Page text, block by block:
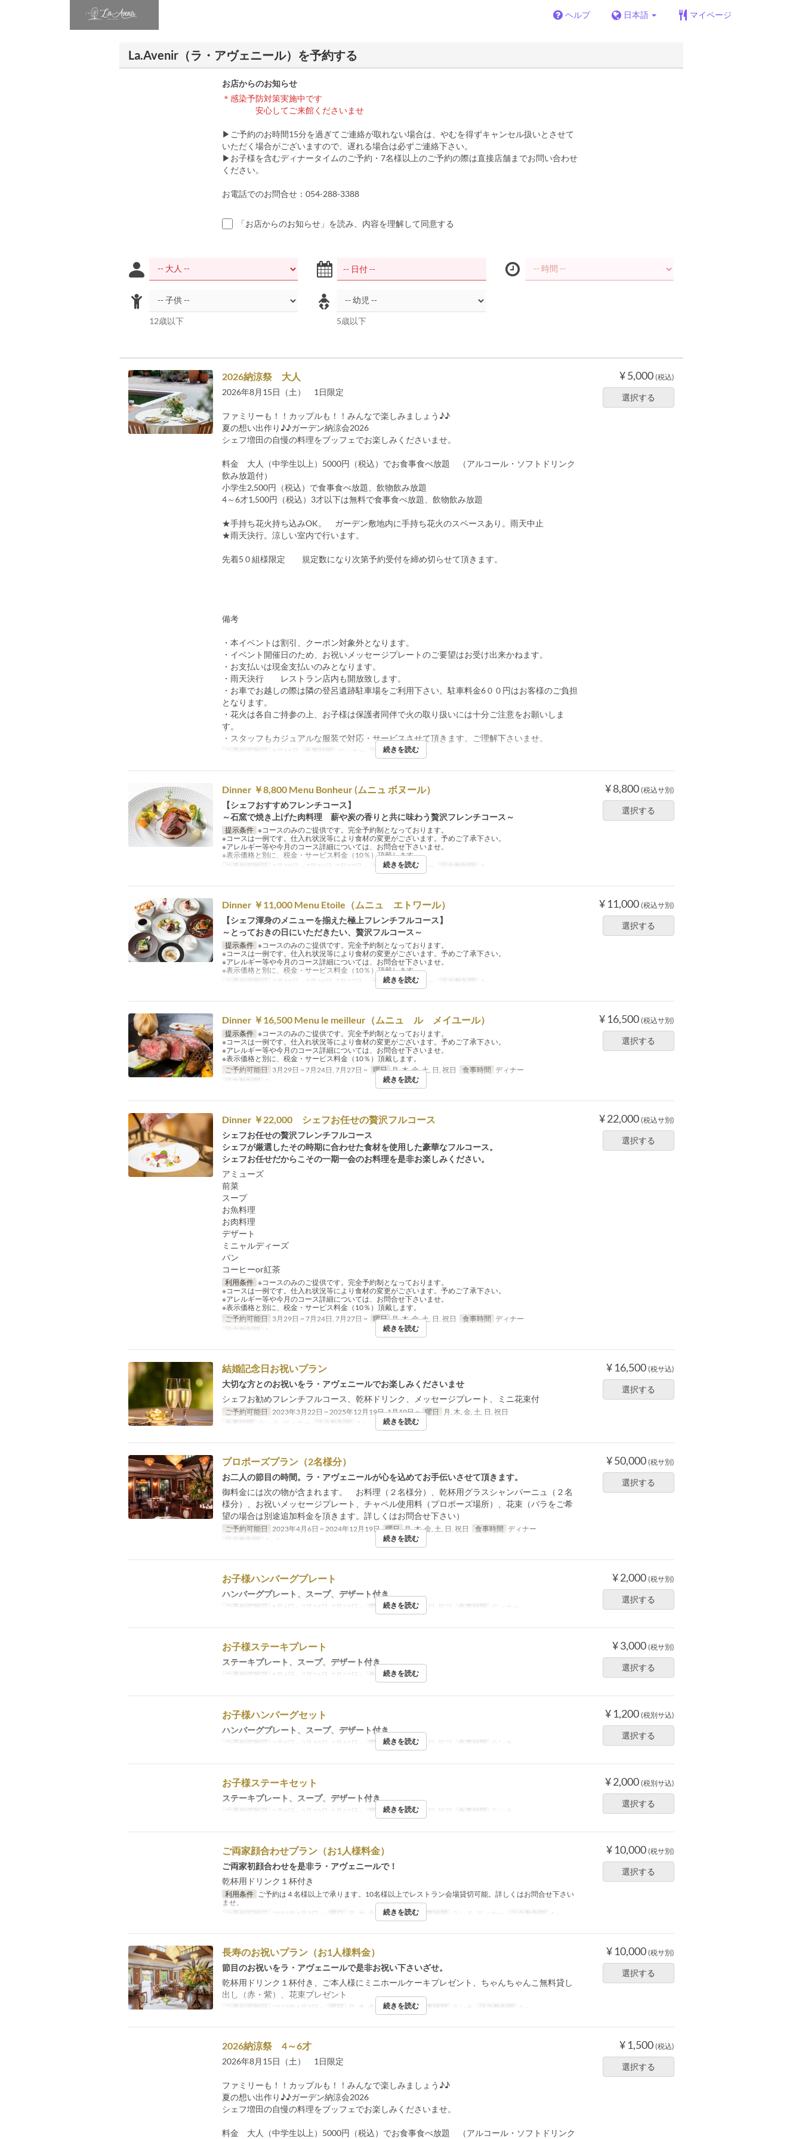
ヘルプ 日本語 マイページ
La.Avenir（ラ・アヴェニール）を予約する
お店からのお知らせ
＊感染予防対策実施中です
安心してご来館くださいませ
▶ご予約のお時間15分を過ぎてご連絡が取れない場合は、やむを得ずキャンセル扱いとさせて
いただく場合がございますので、遅れる場合は必ずご連絡下さい。
▶お子様を含むディナータイムのご予約・7名様以上のご予約の際は直接店舗までお問い合わせ
ください。
お電話でのお問合せ：054-288-3388
「お店からのお知らせ」を読み、内容を理解して同意する
12歳以下 5歳以下
¥ 5,000 (税込)
選択する
2026納涼祭 大人
2026年8月15日（土） 1日限定
ファミリーも！！カップルも！！みんなで楽しみましょう♪♪
夏の想い出作り♪♪ガーデン納涼会2026
シェフ増田の自慢の料理をブッフェでお楽しみくださいませ。
料金 大人（中学生以上）5000円（税込）でお食事食べ放題 （アルコール・ソフトドリンク
飲み放題付）
小学生2,500円（税込）で食事食べ放題、飲物飲み放題
4～6才1,500円（税込）3才以下は無料で食事食べ放題、飲物飲み放題
★手持ち花火持ち込みOK。 ガーデン敷地内に手持ち花火のスペースあり。雨天中止
★雨天決行。涼しい室内で行います。
先着5０組様限定 規定数になり次第予約受付を締め切らせて頂きます。
備考
・本イベントは割引、クーポン対象外となります。
・イベント開催日のため、お祝いメッセージプレートのご要望はお受け出来かねます。
・お支払いは現金支払いのみとなります。
・雨天決行 レストラン店内も開放致します。
・お車でお越しの際は隣の登呂遺跡駐車場をご利用下さい。駐車料金6００円はお客様のご負担
となります。
・花火は各自ご持参の上、お子様は保護者同伴で火の取り扱いには十分ご注意をお願いしま
す。
・スタッフもカジュアルな服装で対応・サービスさせて頂きます。ご理解下さいませ。
ご予約可能日 8月15日 食事時間 ディナー 注文数制限 2 ~
続きを読む
¥ 8,800 (税込サ別)
選択する
Dinner ￥8,800 Menu Bonheur (ムニュ ボヌール）
【シェフおすすめフレンチコース】
～石窯で焼き上げた肉料理 薪や炭の香りと共に味わう贅沢フレンチコース～
提示条件 ※コースのみのご提供です。完全予約制となっております。
※コースは一例です。仕入れ状況等により食材の変更がございます。予めご了承下さい。
※アレルギー等や今月のコース詳細については、お問合せ下さいませ。
※表示価格と別に、税金・サービス料金（10％）頂戴します。
ご予約可能日
3月29日 ~ 7月24日, 7月27日 ~ 食事時間 ディナー 注文数制限 1 ~
続きを読む
¥ 11,000 (税込サ別)
選択する
Dinner ￥11,000 Menu Etoile（ムニュ エトワール）
【シェフ渾身のメニューを揃えた極上フレンチフルコース】
～とっておきの日にいただきたい、贅沢フルコース～
提示条件 ※コースのみのご提供です。完全予約制となっております。
※コースは一例です。仕入れ状況等により食材の変更がございます。予めご了承下さい。
※アレルギー等や今月のコース詳細については、お問合せ下さいませ。
※表示価格と別に、税金・サービス料金（10％）頂戴します。
ご予約可能日
3月29日 ~ 7月24日, 7月27日 ~ 食事時間 ディナー 注文数制限 1 ~
続きを読む
¥ 16,500 (税込サ別)
選択する
Dinner ￥16,500 Menu le meilleur（ムニュ ル メイユール）
提示条件 ※コースのみのご提供です。完全予約制となっております。
※コースは一例です。仕入れ状況等により食材の変更がございます。予めご了承下さい。
※アレルギー等や今月のコース詳細については、お問合せ下さいませ。
※表示価格と別に、税金・サービス料金（10％）頂戴します。
ご予約可能日
3月29日 ~ 7月24日, 7月27日 ~ 曜日 月, 木, 金, 土, 日, 祝日 食事時間 ディナー
注文数制限
2 ~ 続きを読む
¥ 22,000 (税込サ別)
選択する
Dinner ￥22,000 シェフお任せの贅沢フルコース
シェフお任せの贅沢フレンチフルコース
シェフが厳選したその時期に合わせた食材を使用した豪華なフルコース。
シェフお任せだからこその一期一会のお料理を是非お楽しみください。
アミューズ
前菜
スープ
お魚料理
お肉料理
デザート
ミニャルディーズ
パン
コーヒーor紅茶
利用条件 ※コースのみのご提供です。完全予約制となっております。
※コースは一例です。仕入れ状況等により食材の変更がございます。予めご了承下さい。
※アレルギー等や今月のコース詳細については、お問合せ下さいませ。
※表示価格と別に、税金・サービス料金（10％）頂戴します。
ご予約可能日
3月29日 ~ 7月24日, 7月27日 ~ 曜日 月, 木, 金, 土, 日, 祝日 食事時間 ディナー
注文数制限
1 ~ 続きを読む
¥ 16,500 (税サ込)
選択する
結婚記念日お祝いプラン
大切な方とのお祝いをラ・アヴェニールでお楽しみくださいませ
シェフお勧めフレンチフルコース、乾杯ドリンク、メッセージプレート、ミニ花束付
ご予約可能日 2023年3月22日 ~ 2025年12月19日, 1月10日 ~ 曜日
月, 木, 金, 土, 日, 祝日
食事時間
ランチ, ディナー 注文数制限 2 ~ 続きを読む
¥ 50,000 (税サ別)
選択する
プロポーズプラン（2名様分）
お二人の節目の時間。ラ・アヴェニールが心を込めてお手伝いさせて頂きます。
御料金には次の物が含まれます。 お料理（２名様分）、乾杯用グラスシャンパーニュ（２名
様分）、お祝いメッセージプレート、チャペル使用料（プロポーズ場所）、花束（バラをご希
望の場合は別途追加料金を頂きます。詳しくはお問合せ下さい）
ご予約可能日 2023年4月6日 ~ 2024年12月19日 曜日 月, 木, 金, 土, 日, 祝日 食事時間 ディナー
注文数制限
2 ~ 2 続きを読む
¥ 2,000 (税サ別)
選択する
お子様ハンバーグプレート
ハンバーグプレート、スープ、デザート付き
ご予約可能日 5月6日 ~ 7月24日, 7月27日 ~ 曜日 月, 木, 金, 土, 日, 祝日 食事時間 ディナー
続きを読む
¥ 3,000 (税サ別)
選択する
お子様ステーキプレート
ステーキプレート、スープ、デザート付き
ご予約可能日 5月6日 ~ 7月24日, 7月27日 ~ 食事時間 ディナー
続きを読む
¥ 1,200 (税別サ込)
選択する
お子様ハンバーグセット
ハンバーグプレート、スープ、デザート付き
ご予約可能日 2月8日 ~ 2月10日, 2月12日 ~ 曜日 月, 木, 金, 土, 日, 祝日 食事時間 ランチ
続きを読む
¥ 2,000 (税別サ込)
選択する
お子様ステーキセット
ステーキプレート、スープ、デザート付き
ご予約可能日 2月8日 ~ 2月10日, 2月12日 ~ 曜日 月, 木, 金, 土, 日, 祝日 食事時間 ランチ
続きを読む
¥ 10,000 (税サ別)
選択する
ご両家顔合わせプラン（お1人様料金）
ご両家初顔合わせを是非ラ・アヴェニールで！
乾杯用ドリンク１杯付き
利用条件 ご予約は４名様以上で承ります。10名様以上でレストラン会場貸切可能。詳しくはお問合せ下さい
ませ。
ご予約可能日
2023年4月7日 ~ 曜日 月, 木, 金, 土, 日, 祝日 食事時間 ランチ, ディナー 注文数制限 4 ~
続きを読む
¥ 10,000 (税サ別)
選択する
長寿のお祝いプラン（お1人様料金）
節目のお祝いをラ・アヴェニールで是非お祝い下さいざせ。
乾杯用ドリンク１杯付き、ご本人様にミニホールケーキプレゼント、ちゃんちゃんこ無料貸し
出し（赤・紫）、花束プレゼント
ご予約可能日 2023年4月7日 ~ 曜日 月, 木, 金, 土, 日, 祝日 食事時間 ランチ 注文数制限 4 ~
続きを読む
¥ 1,500 (税込)
選択する
2026納涼祭 4～6才
2026年8月15日（土） 1日限定
ファミリーも！！カップルも！！みんなで楽しみましょう♪♪
夏の想い出作り♪♪ガーデン納涼会2026
シェフ増田の自慢の料理をブッフェでお楽しみくださいませ。
料金 大人（中学生以上）5000円（税込）でお食事食べ放題 （アルコール・ソフトドリンク